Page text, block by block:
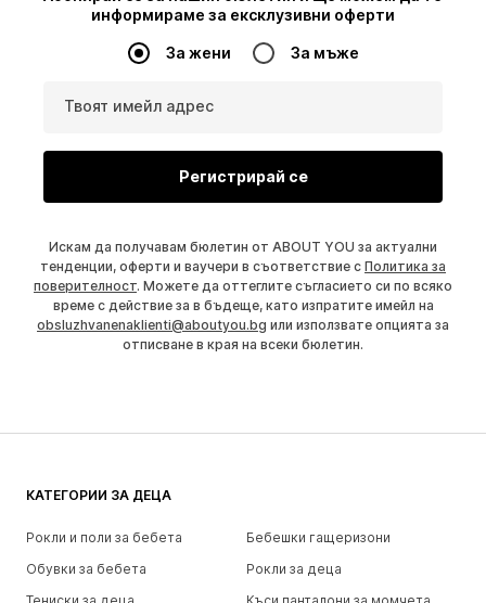
информираме за ексклузивни оферти
За жени За мъже
Твоят имейл адрес
Регистрирай се
Искам да получавам бюлетин от ABOUT YOU за актуални
тенденции, оферти и ваучери в съответствие с Политика за
поверителност. Можете да оттеглите съгласието си по всяко
време с действие за в бъдеще, като изпратите имейл на
obsluzhvanenaklienti@aboutyou.bg или използвате опцията за
отписване в края на всеки бюлетин.
КАТЕГОРИИ ЗА ДЕЦА
Рокли и поли за бебета
Бебешки гащеризони
Обувки за бебета
Рокли за деца